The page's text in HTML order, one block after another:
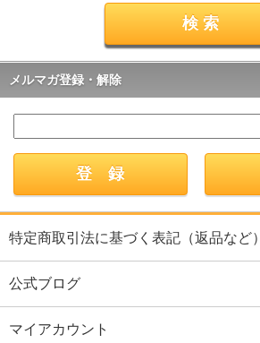
メルマガ登録・解除
特定商取引法に基づく表記（返品など）
公式ブログ
マイアカウント